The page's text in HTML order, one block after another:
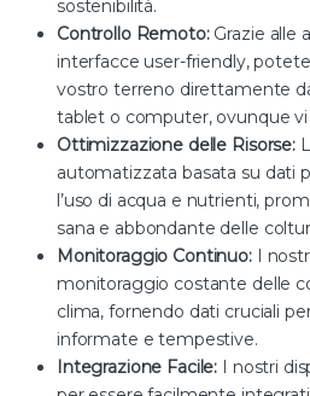
sostenibilità.
Controllo Remoto:Grazie alle
interfacce user-friendly,
vostro terreno direttamente
tablet o computer, ovunque
Ottimizzazione delle Risorse:
automatizzata basata su dati
l’uso di acqua e nutrienti,
sana e abbondante delle
Monitoraggio Continuo:I
monitoraggio costante delle
clima, fornendo dati cruciali
informate e tempestive.
Integrazione Facile: I nostri